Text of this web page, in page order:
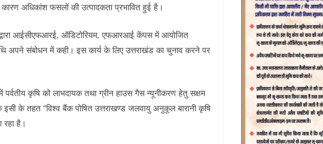
अधिकांश फसलों की उत्पादकता प्रभावित हुई है।
आईसीएफआरई, ऑडिटोरियम, एफआरआई केंपस में आयोजित
अपने संबोधन में कही। इस कार्य के लिए उत्तराखंड का चुनाव करने पर
कृषि को लाभदायक तथा ग्रीन हाउस गैस न्यूनीकरण हेतु सक्षम
इसी के तहत “विश्व बैंक पोषित उत्तराखण्ड जलवायु अनुकूल बारानी कृषि
रहा है।